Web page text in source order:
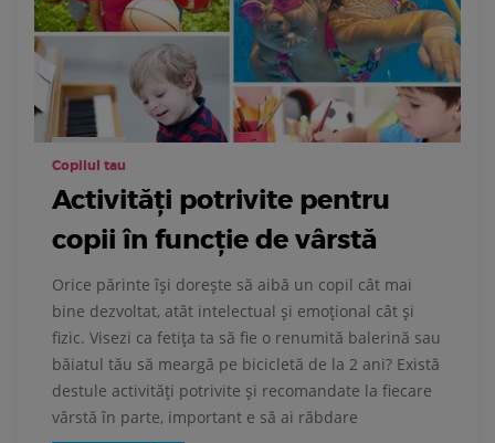
Copilul tau
Activități potrivite pentru
copii în funcție de vârstă
Orice părinte își dorește să aibă un copil cât mai
bine dezvoltat, atât intelectual și emoțional cât și
fizic. Visezi ca fetița ta să fie o renumită balerină sau
băiatul tău să meargă pe bicicletă de la 2 ani? Există
destule activități potrivite și recomandate la fiecare
vârstă în parte, important e să ai răbdare